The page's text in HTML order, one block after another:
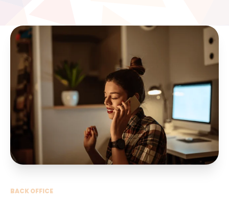
BACK OFFICE